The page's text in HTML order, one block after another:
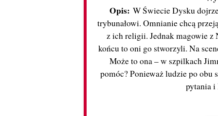
Opis: W Świecie Dysku
trybunałowi. Omnianie chcą
z ich religii. Jednak magowie z
końcu to oni go stworzyli. Na
Może to ona – w szpilkach
pomóc? Ponieważ ludzie po obu
pytania